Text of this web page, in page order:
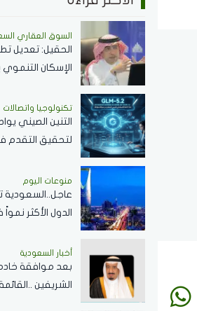
السوق العقاري
الحقيل: تعديل
الإسكان
وزيادة المعروض
تكنولوجيا واتصالات
التنين الصيني
لتحقيق التقدم
ينافس بقوة مع
الشركات العالمية
منوعات اليوم
عاجل..السعودية
الدول الأكثر
أخبار السعودية
بعد موافقة
الشريفين